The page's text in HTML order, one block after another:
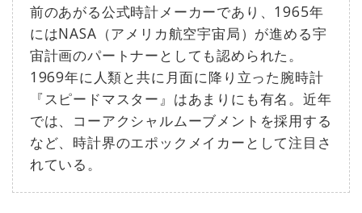
前のあがる公式時計メーカーであり、1965年
にはNASA（アメリカ航空宇宙局）が進める宇
宙計画のパートナーとしても認められた。
1969年に人類と共に月面に降り立った腕時計
『スピードマスター』はあまりにも有名。近年
では、コーアクシャルムーブメントを採用する
など、時計界のエポックメイカーとして注目さ
れている。